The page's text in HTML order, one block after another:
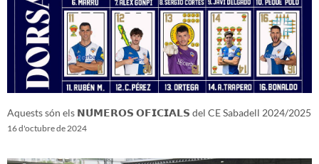
Aquests són els 𝗡𝗨́𝗠𝗘𝗥𝗢𝗦 𝗢𝗙𝗜𝗖𝗜𝗔𝗟𝗦 del CE Sabadell 2024/2025
16 d'octubre de 2024